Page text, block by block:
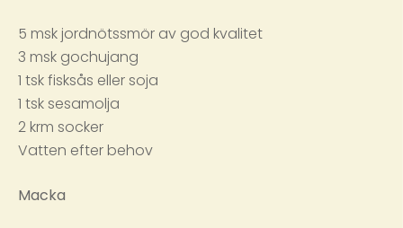
5 msk jordnötssmör av god kvalitet
3 msk gochujang
1 tsk fisksås eller soja
1 tsk sesamolja
2 krm socker
Vatten efter behov
Macka